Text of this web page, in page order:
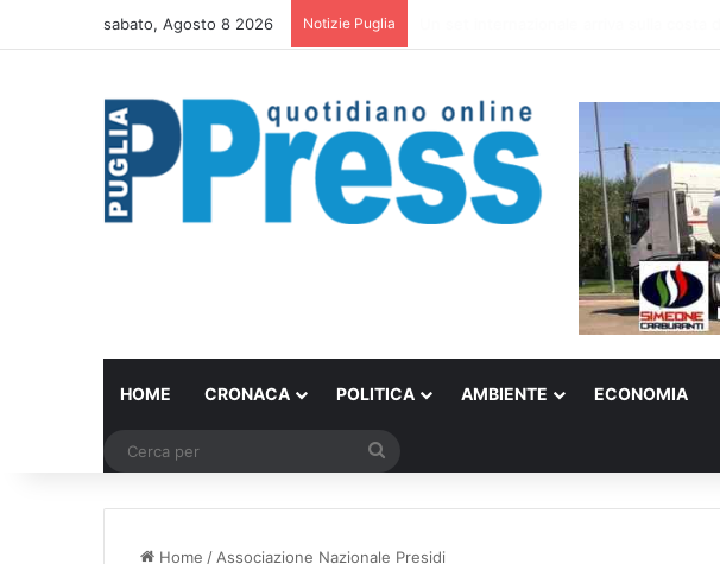
sabato, Agosto 8 2026 Notizie Puglia
HOME CRONACA POLITICA AMBIENTE ECONOMIA
Home /Associazione Nazionale Presidi